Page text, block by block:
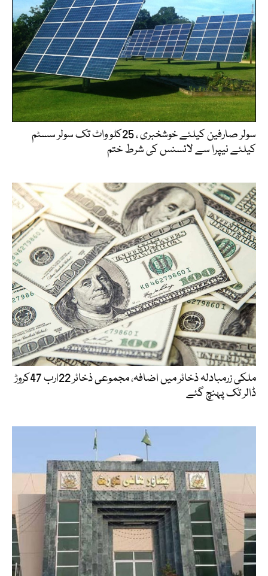
سولر صارفین کیلئے خوشخبری ، 25کلو واٹ تک سولر سسٹم
کیلئے نیپرا سے لائسنس کی شرط ختم
ملکی زرمبادلہ ذخائر میں اضافہ، مجموعی ذخائر 22ارب 47کروڑ
ڈالر تک پہنچ گئے